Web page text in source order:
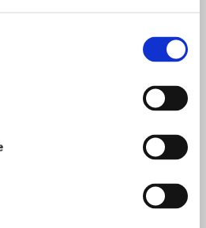
is undecided about
Nazism. And James
young Oxford don is
morning from rowing to
only a note declaring
wartime England leads
of Jonathan